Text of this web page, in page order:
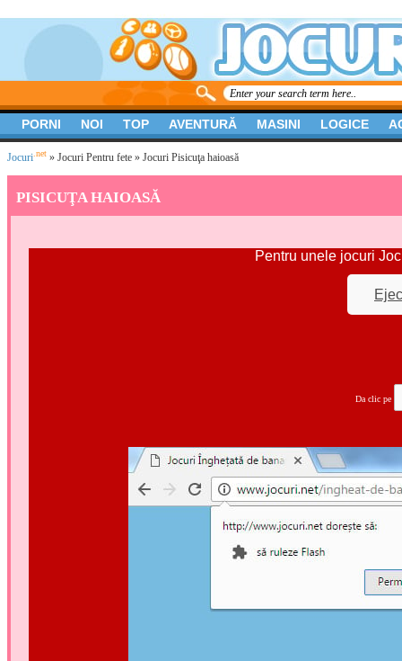
Jocuri .net » Jocuri Pentru fete » Jocuri Pisicuţa haioasă
PISICUŢA HAIOASĂ
Pentru unele jocuri
Da clic pe
PORNI NOI TOP AVENTURĂ MASINI LOGICE